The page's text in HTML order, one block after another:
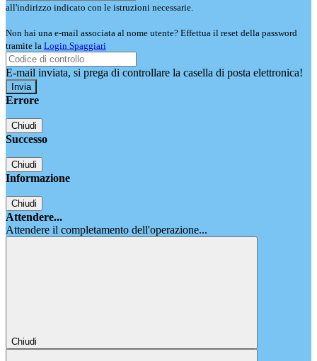
all'indirizzo indicato con le istruzioni necessarie.
Non hai una e-mail associata al nome utente? Effettua il reset della password
tramite la Login Spaggiari
E-mail inviata, si prega di controllare la casella di posta elettronica!
Errore
Chiudi
Successo
Chiudi
Informazione
Chiudi
Attendere...
Attendere il completamento dell'operazione...
Chiudi